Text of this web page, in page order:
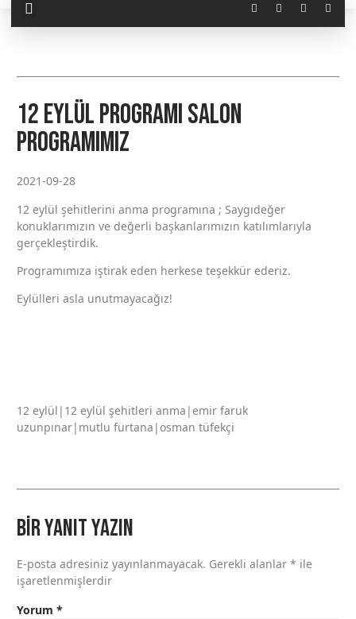
12 Eylül Programı Salon
Programımız
2021-09-28
12 eylül şehitlerini anma programına ; Saygıdeğer
konuklarımızın ve değerli başkanlarımızın katılımlarıyla
gerçekleştirdik.
Programımıza iştirak eden herkese teşekkür ederiz.
Eylülleri asla unutmayacağız!
12 eylül|12 eylül şehitleri anma|emir faruk
uzunpınar|mutlu furtana|osman tüfekçi
Bir yanıt yazın
E-posta adresiniz yayınlanmayacak. Gerekli alanlar * ile
işaretlenmişlerdir
Yorum *